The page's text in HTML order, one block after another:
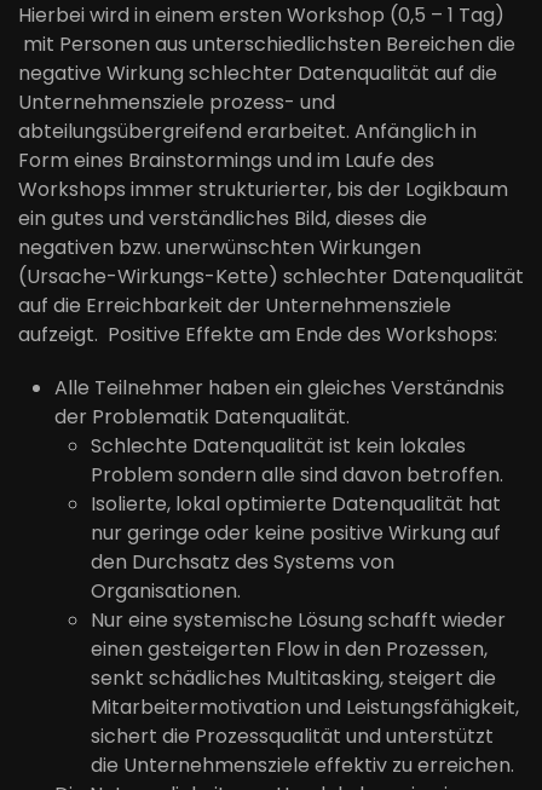
Hierbei wird in einem ersten Workshop (0,5 – 1 Tag)
mit Personen aus unterschiedlichsten Bereichen die
negative Wirkung schlechter Datenqualität auf die
Unternehmensziele prozess- und
abteilungsübergreifend erarbeitet. Anfänglich in
Form eines Brainstormings und im Laufe des
Workshops immer strukturierter, bis der Logikbaum
ein gutes und verständliches Bild, dieses die
negativen bzw. unerwünschten Wirkungen
(Ursache-Wirkungs-Kette) schlechter Datenqualität
auf die Erreichbarkeit der Unternehmensziele
aufzeigt. Positive Effekte am Ende des Workshops:
Alle Teilnehmer haben ein gleiches Verständnis
der Problematik Datenqualität.
Schlechte Datenqualität ist kein lokales
Problem sondern alle sind davon betroffen.
Isolierte, lokal optimierte Datenqualität hat
nur geringe oder keine positive Wirkung auf
den Durchsatz des Systems von
Organisationen.
Nur eine systemische Lösung schafft wieder
einen gesteigerten Flow in den Prozessen,
senkt schädliches Multitasking, steigert die
Mitarbeitermotivation und Leistungsfähigkeit,
sichert die Prozessqualität und unterstützt
die Unternehmensziele effektiv zu erreichen.